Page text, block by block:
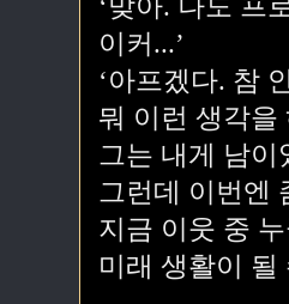
‘맞아. 나도 프
이커...’
‘아프겠다. 참
뭐 이런 생각을
그는 내게 남이
그런데 이번엔
지금 이웃 중
미래 생활이 될